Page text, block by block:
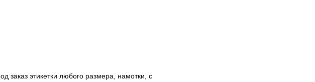
заказ этикетки любого размера, намотки, с